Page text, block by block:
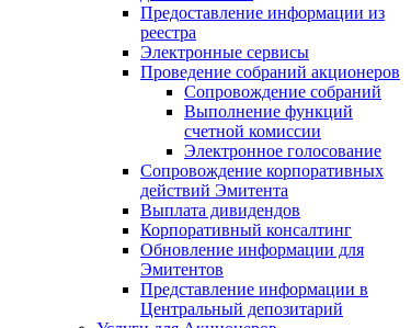
Предоставление информации из
реестра
Электронные сервисы
Проведение собраний акционеров
Сопровождение собраний
Выполнение функций
счетной комиссии
Электронное голосование
Сопровождение корпоративных
действий Эмитента
Выплата дивидендов
Корпоративный консалтинг
Обновление информации для
Эмитентов
Представление информации в
Центральный депозитарий